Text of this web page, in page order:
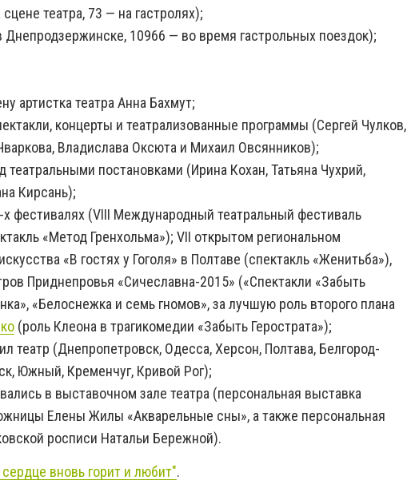
театра, 73 — на гастролях);
Днепродзержинске, 10966 — во время гастрольных поездок);
артистка театра Анна Бахмут;
концерты и театрализованные программы (Сергей Чулков,
Владислава Оксюта и Михаил Овсянников);
театральными постановками (Ирина Кохан, Татьяна Чухрий,
Кирсань);
х фестивалях (VIII Международный театральный фестиваль
«Метод Гренхольма»); VII открытом региональном
«В гостях у Гоголя» в Полтаве (спектакль «Женитьба»),
Приднепровья «Сичеславна-2015» («Спектакли «Забыть
«Белоснежка и семь гномов», за лучшую роль второго плана
(роль Клеона в трагикомедии «Забыть Герострата»);
театр (Днепропетровск, Одесса, Херсон, Полтава, Белгород-
Южный, Кременчуг, Кривой Рог);
в выставочном зале театра (персональная выставка
Елены Жилы «Акварельные сны», а также персональная
росписи Натальи Бережной).
вновь горит и любит".